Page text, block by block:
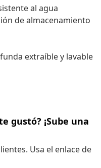
al agua
de almacenamiento
extraíble y lavable
gustó? ¡Sube una
Usa el enlace de